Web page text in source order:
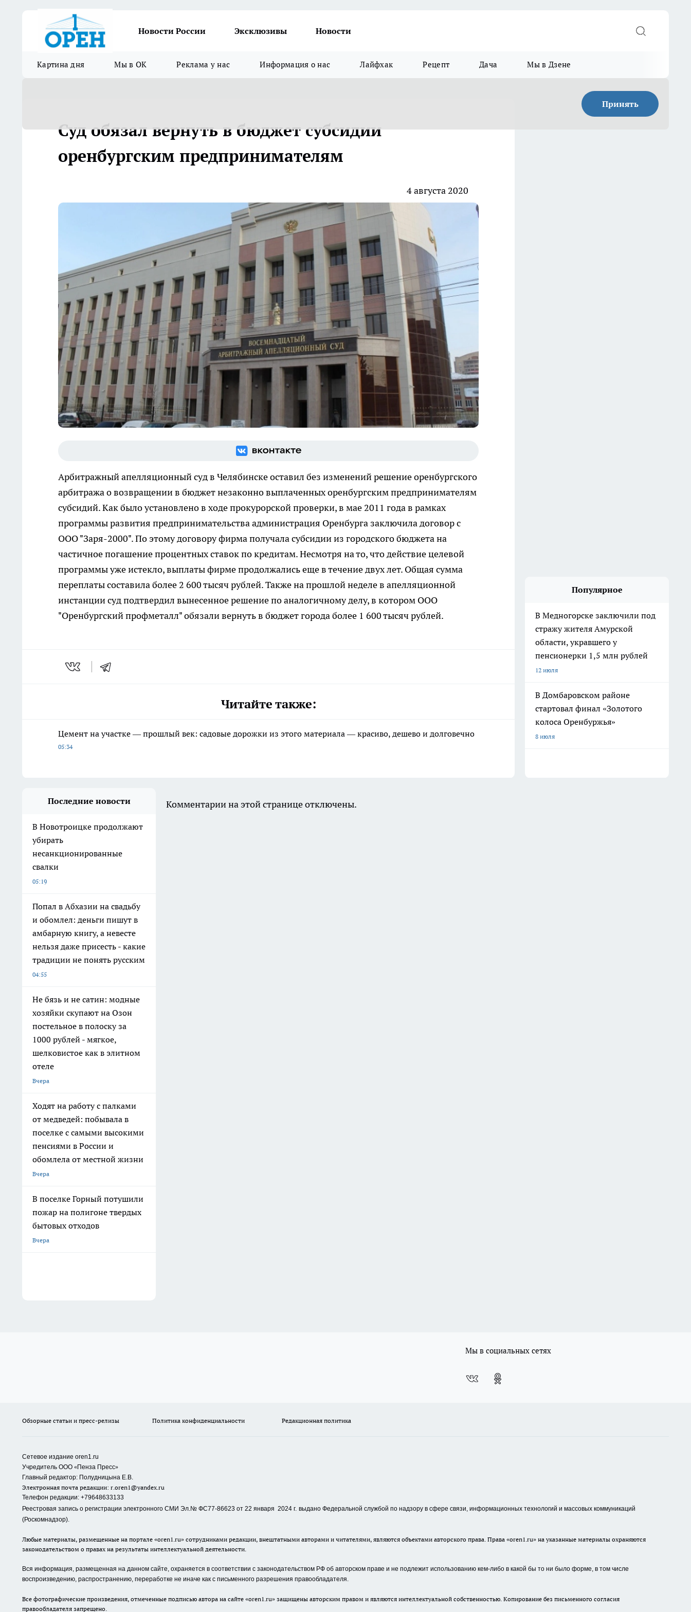
Новости России Эксклюзивы Новости
Картина дня Мы в ОК Реклама у нас Информация о нас Лайфхак Рецепт Дача Мы в Дзене
Принять
Суд обязал вернуть в бюджет субсидии
оренбургским предпринимателям
4 августа 2020
Арбитражный апелляционный суд в Челябинске оставил без изменений решение оренбургского
арбитража о возвращении в бюджет незаконно выплаченных оренбургским предпринимателям
субсидий. Как было установлено в ходе прокурорской проверки, в мае 2011 года в рамках
программы развития предпринимательства администрация Оренбурга заключила договор с
ООО "Заря-2000". По этому договору фирма получала субсидии из городского бюджета на
частичное погашение процентных ставок по кредитам. Несмотря на то, что действие целевой
программы уже истекло, выплаты фирме продолжались еще в течение двух лет. Общая сумма
переплаты составила более 2 600 тысяч рублей. Также на прошлой неделе в апелляционной
инстанции суд подтвердил вынесенное решение по аналогичному делу, в котором ООО
"Оренбургский профметалл" обязали вернуть в бюджет города более 1 600 тысяч рублей.
Читайте также:
Цемент на участке — прошлый век: садовые дорожки из этого материала — красиво, дешево и долговечно
05:34
Популярное
В Медногорске заключили под
стражу жителя Амурской
области, укравшего у
пенсионерки 1,5 млн рублей
12 июля
В Домбаровском районе
стартовал финал «Золотого
колоса Оренбуржья»
8 июля
Последние новости
В Новотроицке продолжают
убирать
несанкционированные
свалки
05:19
Попал в Абхазии на свадьбу
и обомлел: деньги пишут в
амбарную книгу, а невесте
нельзя даже присесть - какие
традиции не понять русским
04:55
Не бязь и не сатин: модные
хозяйки скупают на Озон
постельное в полоску за
1000 рублей - мягкое,
шелковистое как в элитном
отеле
Вчера
Ходят на работу с палками
от медведей: побывала в
поселке с самыми высокими
пенсиями в России и
обомлела от местной жизни
Вчера
В поселке Горный потушили
пожар на полигоне твердых
бытовых отходов
Вчера
Комментарии на этой странице отключены.
Мы в социальных сетях
Обзорные статьи и пресс-релизы Политика конфиденциальности Редакционная политика
Сетевое издание oren1.ru
Учредитель ООО «Пенза Пресс»
Главный редактор: Полудницына Е.В.
Электронная почта редакции: r.oren1@yandex.ru
Телефон редакции: +79648633133
Реестровая запись о регистрации электронного СМИ Эл.№ ФС77-86623 от 22 января 2024 г. выдано Федеральной службой по надзору в сфере связи, информационных технологий и массовых коммуникаций
(Роскомнадзор).
Любые материалы, размещенные на портале «oren1.ru» сотрудниками редакции, внештатными авторами и читателями, являются объектами авторского права. Права «oren1.ru» на указанные материалы охраняются
законодательством о правах на результаты интеллектуальной деятельности.
Вся информация, размещенная на данном сайте, охраняется в соответствии с законодательством РФ об авторском праве и не подлежит использованию кем-либо в какой бы то ни было форме, в том числе
воспроизведению, распространению, переработке не иначе как с письменного разрешения правообладателя.
Все фотографические произведения, отмеченные подписью автора на сайте «oren1.ru» защищены авторским правом и являются интеллектуальной собственностью. Копирование без письменного согласия
правообладателя запрещено.